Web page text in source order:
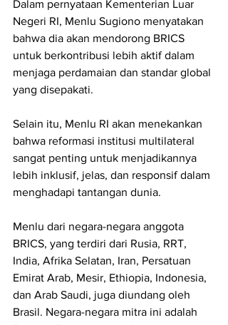
Dalam pernyataan Kementerian Luar
Negeri RI, Menlu Sugiono menyatakan
bahwa dia akan mendorong BRICS
untuk berkontribusi lebih aktif dalam
menjaga perdamaian dan standar global
yang disepakati.
Selain itu, Menlu RI akan menekankan
bahwa reformasi institusi multilateral
sangat penting untuk menjadikannya
lebih inklusif, jelas, dan responsif dalam
menghadapi tantangan dunia.
Menlu dari negara-negara anggota
BRICS, yang terdiri dari Rusia, RRT,
India, Afrika Selatan, Iran, Persatuan
Emirat Arab, Mesir, Ethiopia, Indonesia,
dan Arab Saudi, juga diundang oleh
Brasil. Negara-negara mitra ini adalah